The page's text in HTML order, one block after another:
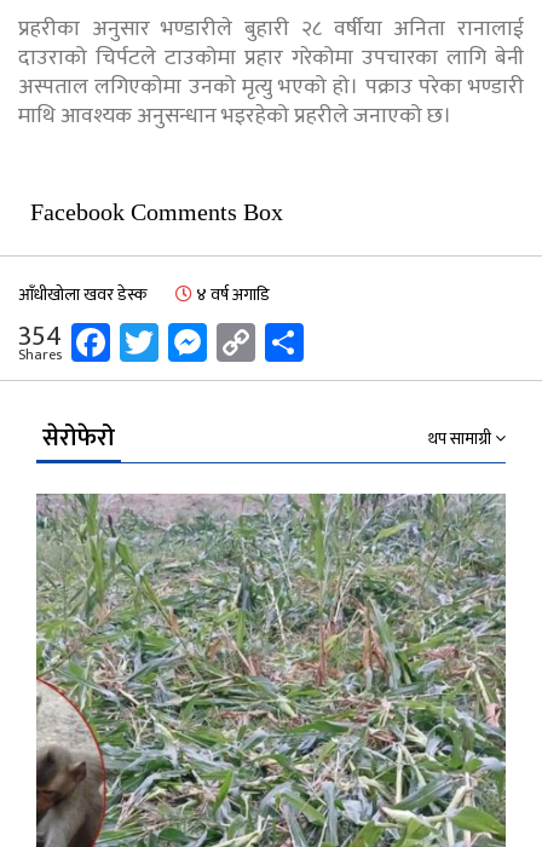
प्रहरीका अनुसार भण्डारीले बुहारी २८ वर्षीया अनिता रानालाई
दाउराको चिर्पटले टाउकोमा प्रहार गरेकोमा उपचारका लागि बेनी
अस्पताल लगिएकोमा उनको मृत्यु भएको हो। पक्राउ परेका भण्डारी
माथि आवश्यक अनुसन्धान भइरहेको प्रहरीले जनाएको छ।
Facebook Comments Box
आँधीखोला खवर डेस्क ४ वर्ष अगाडि
354
Shares Facebook
Twitter
Messenger
Copy
Link
सेरोफेरो थप सामाग्री